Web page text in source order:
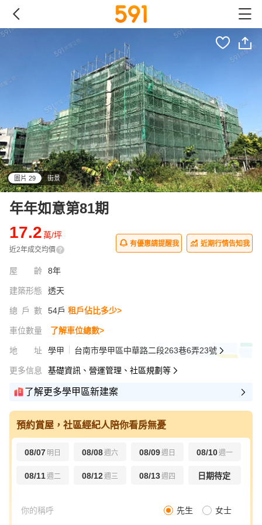
圖片 29 街景
年年如意第81期
17.2萬/坪
近2年成交均價
有優惠請提醒我 近期行情告知我
屋齡 8年
建築形態 透天
總戶數 54戶 租戶佔比多少>
車位數量 了解車位總數>
地址 學甲 台南市學甲區中華路二段263巷6弄23號
更多信息 基礎資訊、營運管理、社區規劃等
了解更多學甲區新建案
預約賞屋，社區經紀人陪你看房無憂
08/07 明日 08/08週六 08/09週日 08/10週一
08/11週二 08/12週三 08/13週四 日期待定
先生 女士